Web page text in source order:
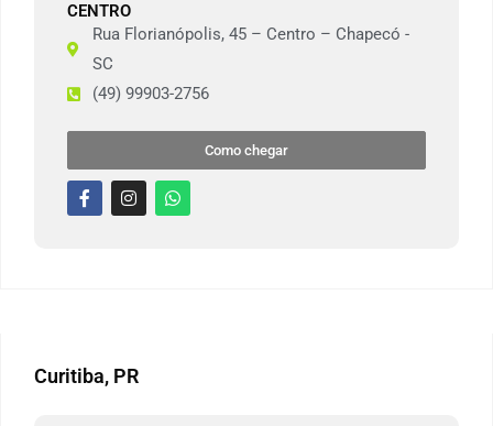
CENTRO
Rua Florianópolis, 45 – Centro – Chapecó -
SC
(49) 99903-2756
Como chegar
Curitiba, PR